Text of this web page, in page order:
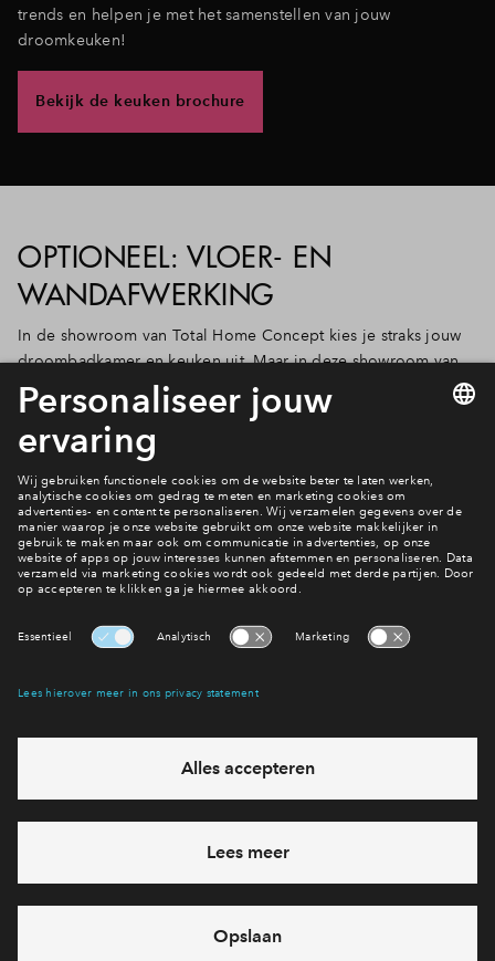
trends en helpen je met het samenstellen van jouw
droomkeuken!
Bekijk de keuken brochure
OPTIONEEL: VLOER- EN
WANDAFWERKING
In de showroom van Total Home Concept kies je straks jouw
droombadkamer en keuken uit. Maar in deze showroom van
ruim 3000 m2, vind je ook een breed assortiment aan vloeren
en mogelijke wandafwerking. Om de keuze makkelijker te
maken hebben de interieurstylisten van Total Home Concept
met zorg en liefde inrichtingspakketten in diverse stijlen
samengesteld; Romance, Urban, Pure en Trend. Bij de
samenstelling van het interieurpakket is er rekening
gehouden met de aanwezige vloerverwarming. De prijzen kan
je vinden in de keuken brochure.
eventuele projecten
Ja, ik wil mij aanmelden
Heb je een vraag en wil je direct antwoord? Bel ons op088
712 26 76
6 dagen per week beschikbaar (behalve tijdens